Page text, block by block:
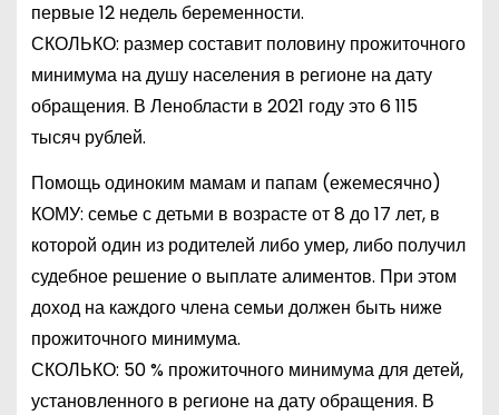
первые 12 недель беременности.
СКОЛЬКО: размер составит половину прожиточного
минимума на душу населения в регионе на дату
обращения. В Ленобласти в 2021 году это 6 115
тысяч рублей.
Помощь одиноким мамам и папам (ежемесячно)
КОМУ: семье с детьми в возрасте от 8 до 17 лет, в
которой один из родителей либо умер, либо получил
судебное решение о выплате алиментов. При этом
доход на каждого члена семьи должен быть ниже
прожиточного минимума.
СКОЛЬКО: 50 % прожиточного минимума для детей,
установленного в регионе на дату обращения. В